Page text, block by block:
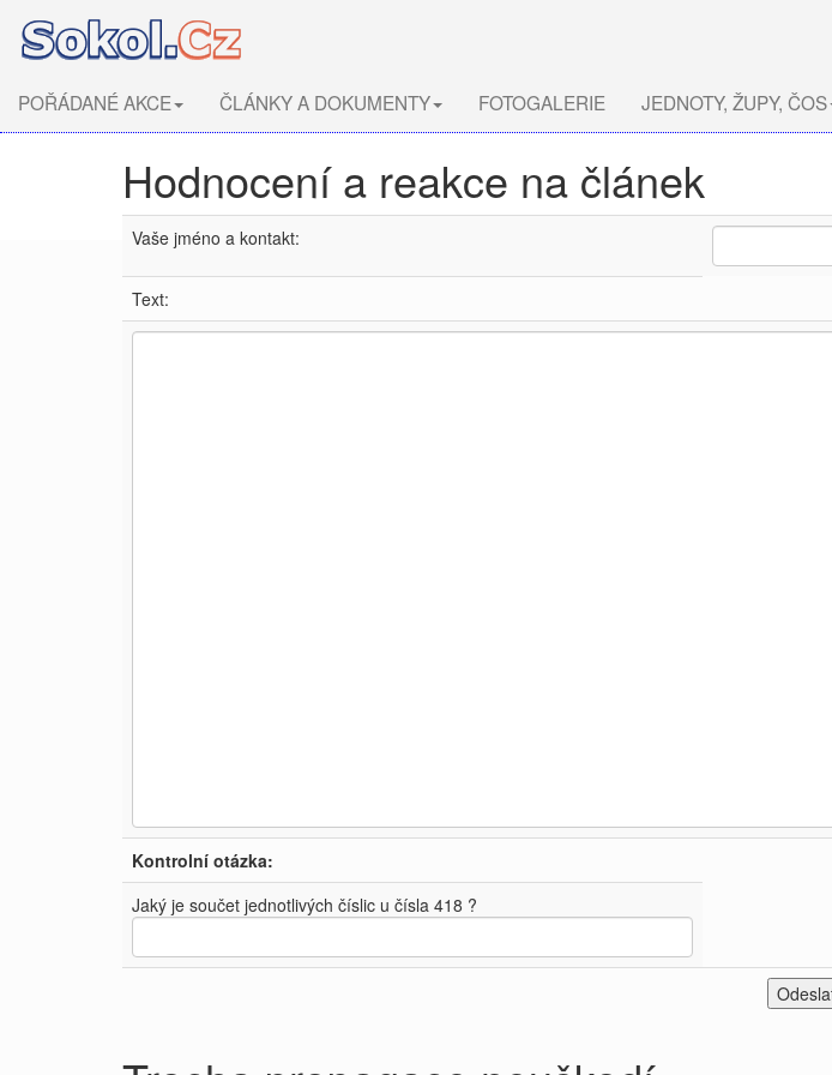
POŘÁDANÉ AKCE ČLÁNKY A DOKUMENTY FOTOGALERIE JEDNOTY, ŽUPY, ČOS
Hodnocení a reakce na článek
Vaše jméno a kontakt:
Text:
Kontrolní otázka:
Jaký je součet jednotlivých číslic u čísla 418 ?